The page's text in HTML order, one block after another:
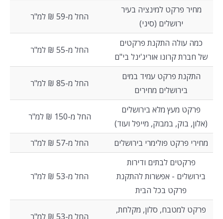
מחיר פרקט למינציה בעיר
ירושלים (סיני)
החל מ-59 ₪ למ"ר
כמה עולה התקנת פרקטים
של חברת קרונו אוריג'ינל בי"ם
החל מ-55 ₪ למ"ר
התקנת פרקט עמיד במים
בירושלים מחירים
החל מ-85 ₪ למ"ר
פרקט מעץ מלא בירושלים
(אלון, בוק, במבוק, מייפל ועוד)
החל מ-150 ₪ למ"ר
מחירי פרקט פולימרי בירושלים
החל מ-57 ₪ למ"ר
פרקטים לבתים ודירות
בירושלים - אפשרות להתקנת
פרקט בכל הבית
החל מ-53 ₪ למ"ר
פרקט למטבח, סלון, מקלחת,
החל מ-53 ₪ למ"ר